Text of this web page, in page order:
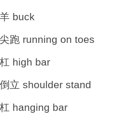
buck
running on toes
high bar
shoulder stand
hanging bar